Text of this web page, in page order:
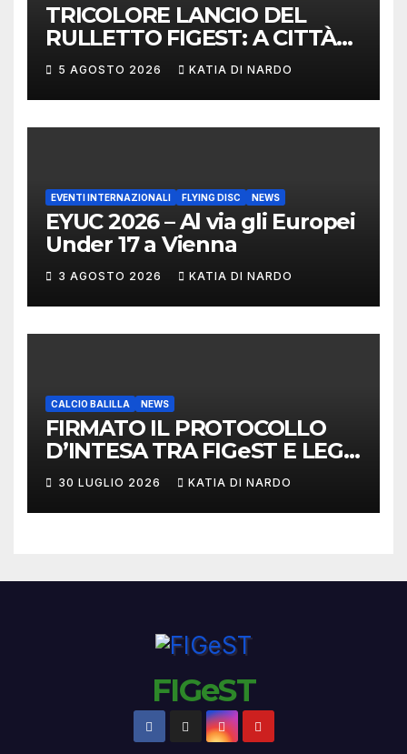
TRICOLORE LANCIO DEL
RULLETTO FIGEST: A CITTÀ
DI CASTELLO VINCONO
MARCHIGIANI ED UMBRI
5 AGOSTO 2026 KATIA DI NARDO
EVENTI INTERNAZIONALI FLYING DISC NEWS
EYUC 2026 – Al via gli Europei
Under 17 a Vienna
3 AGOSTO 2026 KATIA DI NARDO
CALCIO BALILLA NEWS
FIRMATO IL PROTOCOLLO
D’INTESA TRA FIGeST E LEGA
NAZIONALE DILETTANTI
30 LUGLIO 2026 KATIA DI NARDO
FIGeST